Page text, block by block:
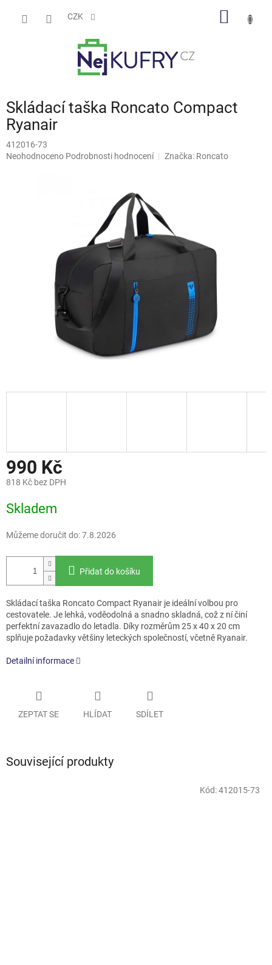
CZK
Skládací taška Roncato Compact
Ryanair
412016-73
Průměrné
Neohodnoceno Podrobnosti hodnocení Značka: Roncato
990 Kč
818 Kč bez DPH
cena:
Skladem
Můžeme doručit do:7.8.2026
Přidat do košíku
Skládací taška Roncato Compact Ryanair je ideální volbou pro
cestovatele. Je lehká, voděodolná a snadno skladná, což z ní činí
perfektní zavazadlo do letadla. Díky rozměrům 25 x 40 x 20 cm
splňuje požadavky většiny leteckých společností, včetně Ryanair.
Detailní informace
ZEPTAT SE HLÍDAT SDÍLET
Související produkty
Kód:412015-73